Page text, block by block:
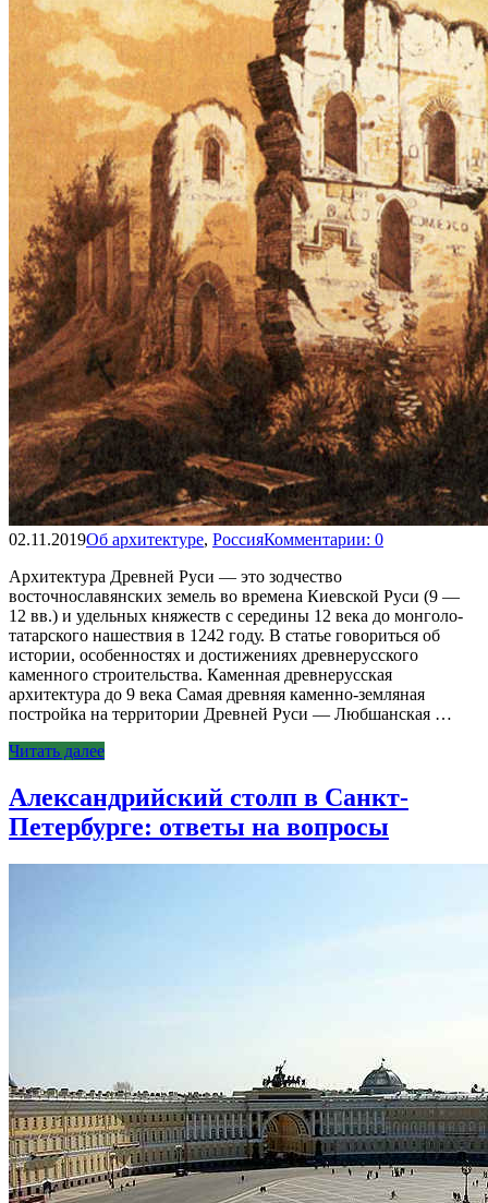
02.11.2019Об архитектуре, РоссияКомментарии: 0
Архитектура Древней Руси — это зодчество
восточнославянских земель во времена Киевской Руси (9 —
12 вв.) и удельных княжеств с середины 12 века до монголо-
татарского нашествия в 1242 году. В статье говориться об
истории, особенностях и достижениях древнерусского
каменного строительства. Каменная древнерусская
архитектура до 9 века Самая древняя каменно-земляная
постройка на территории Древней Руси — Любшанская …
Читать далее
Александрийский столп в Санкт-
Петербурге: ответы на вопросы